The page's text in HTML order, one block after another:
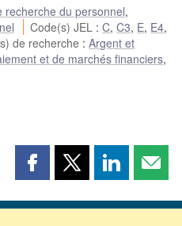
recherche du personnel,
Code(s) JEL :C,C3, E, E4,
de recherche :Argent et
et de marchés financiers,
Partager
page
Partager
page
Partager
page page